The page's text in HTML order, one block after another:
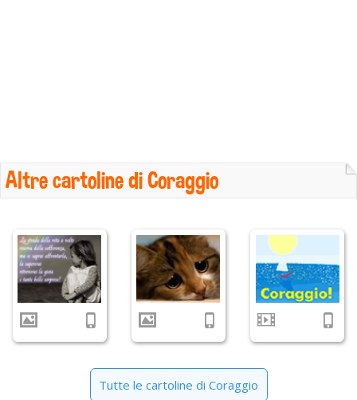
Altre cartoline di Coraggio
Tutte le cartoline di Coraggio